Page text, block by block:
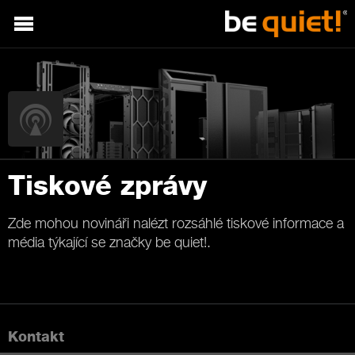
Tiskové zprávy
Zde mohou novináři nalézt rozsáhlé tiskové informace a
média týkající se značky be quiet!.
Kontakt